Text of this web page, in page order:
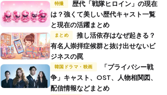
特撮
は？強くて美しい歴代キャスト一覧
と現在の活躍まとめ
まとめ
推し活依存はなぜ起きる？
有名人崇拝症候群と抜け出せないビ
ジネスの罠
韓国ドラマ・映画
争」キャスト、OST、人物相関図、
配信情報などまとめ